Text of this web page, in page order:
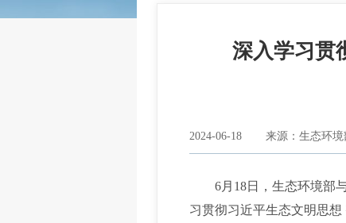
深入学习贯
2024-06-18 来源：生态环境
6月18日，生态环境部与
习贯彻习近平生态文明思